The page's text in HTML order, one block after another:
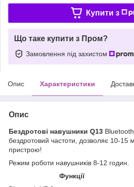
Купити з
Що таке купити з Пром?
Замовлення під захистом
Опис Характеристики
Опис
Бездротові навушники Q13
бездротовий частоти, дозволяє 10-15
пристрою!
Режим роботи навушників 8-12 годин.
Функції